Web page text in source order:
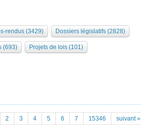
rendus (3429) Dossiers législatifs (2828)
(693) Projets de lois (101)
2 3 4 5 6 7 15346 suivant »